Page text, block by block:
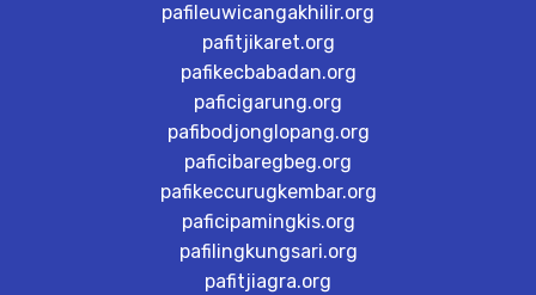
pafileuwicangakhilir.org
pafitjikaret.org
pafikecbabadan.org
paficigarung.org
pafibodjonglopang.org
paficibaregbeg.org
pafikeccurugkembar.org
paficipamingkis.org
pafilingkungsari.org
pafitjiagra.org